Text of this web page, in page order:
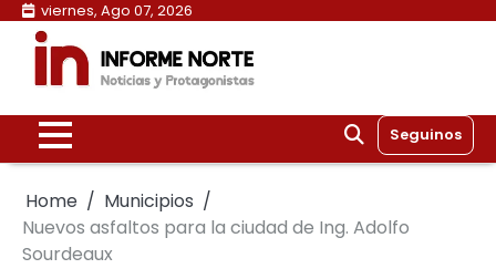
Skip
content
viernes, Ago 07, 2026
Seguinos
Home
Municipios
Nuevos asfaltos para la ciudad de Ing. Adolfo
Sourdeaux